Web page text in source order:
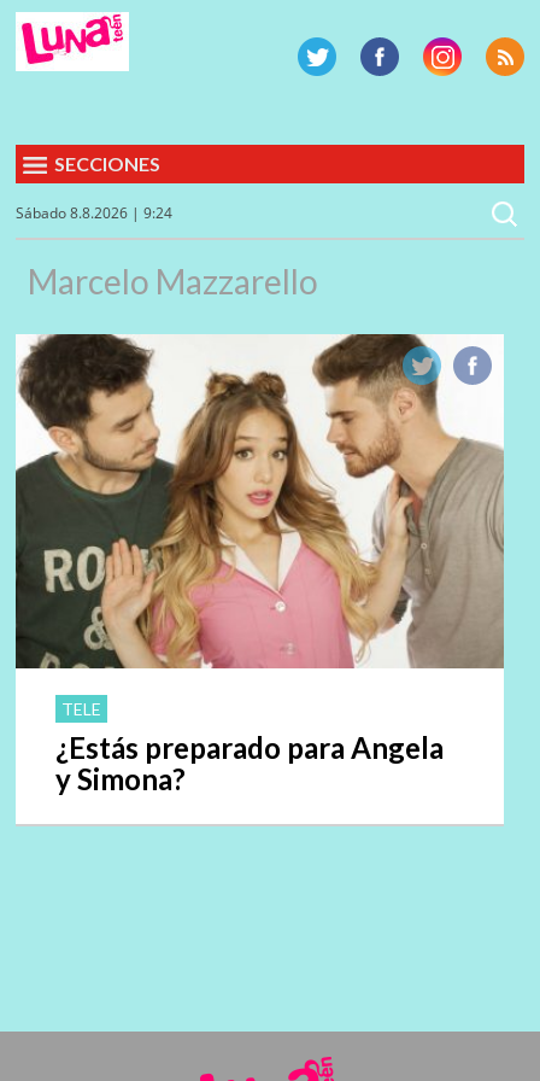
SECCIONES
Sábado 8.8.2026 | 9:24
Marcelo Mazzarello
TELE
¿Estás preparado para Angela
y Simona?